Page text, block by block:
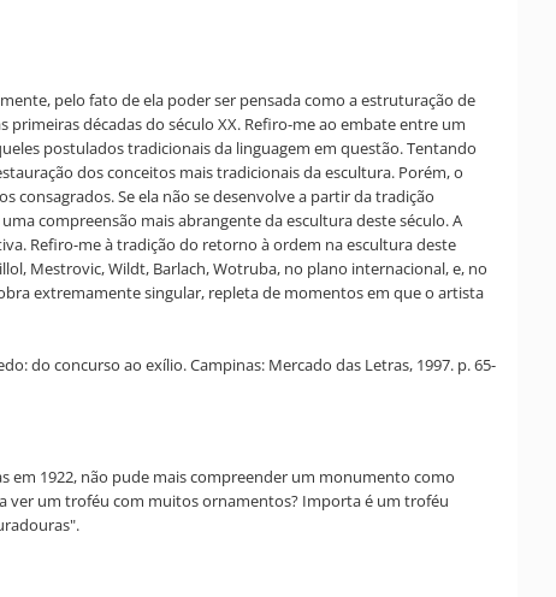
pelo fato de ela poder ser pensada como a estruturação de
décadas do século XX. Refiro-me ao embate entre um
postulados tradicionais da linguagem em questão. Tentando
dos conceitos mais tradicionais da escultura. Porém, o
consagrados. Se ela não se desenvolve a partir da tradição
compreensão mais abrangente da escultura deste século. A
Refiro-me à tradição do retorno à ordem na escultura deste
Mestrovic, Wildt, Barlach, Wotruba, no plano internacional, e, no
extremamente singular, repleta de momentos em que o artista
do concurso ao exílio. Campinas: Mercado das Letras, 1997. p. 65-
em 1922, não pude mais compreender um monumento como
ver um troféu com muitos ornamentos? Importa é um troféu